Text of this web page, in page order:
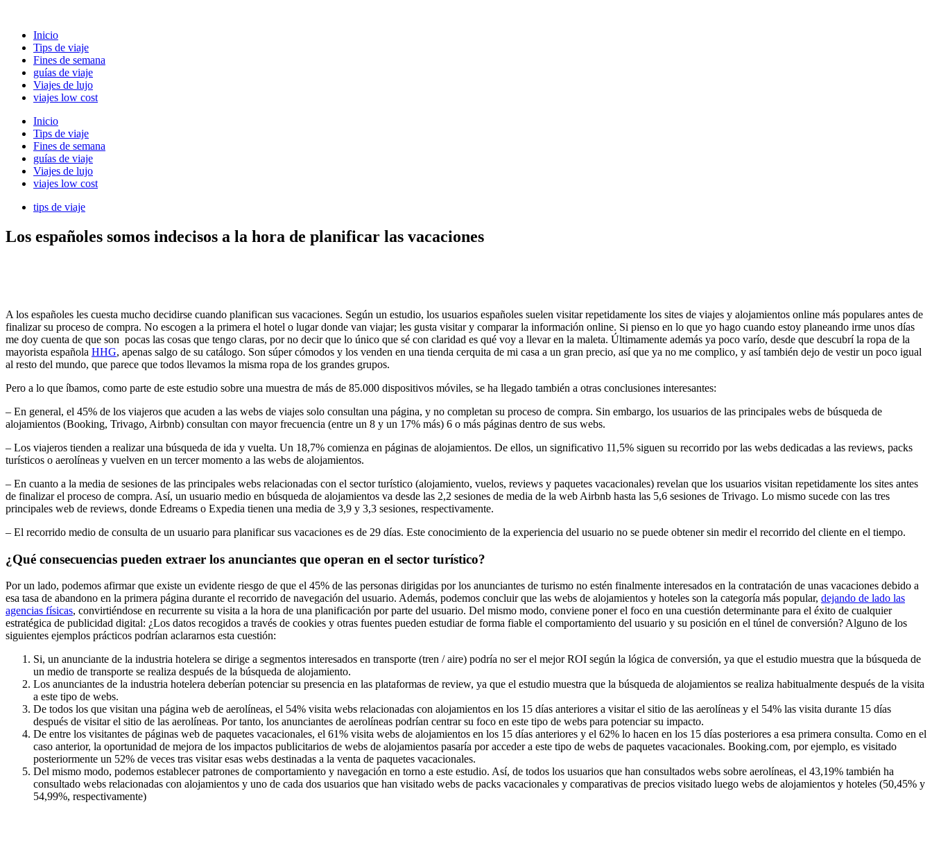
contenido
Inicio
Tips de viaje
Fines de semana
guías de viaje
Viajes de lujo
viajes low cost
Inicio
Tips de viaje
Fines de semana
guías de viaje
Viajes de lujo
viajes low cost
tips de viaje
Los españoles somos indecisos a la hora de planificar las vacaciones
A los españoles les cuesta mucho decidirse cuando planifican sus vacaciones. Según un estudio, los usuarios españoles suelen visitar repetidamente los sites de viajes y alojamientos online más populares antes de
finalizar su proceso de compra. No escogen a la primera el hotel o lugar donde van viajar; les gusta visitar y comparar la información online. Si pienso en lo que yo hago cuando estoy planeando irme unos días
me doy cuenta de que son pocas las cosas que tengo claras, por no decir que lo único que sé con claridad es qué voy a llevar en la maleta. Últimamente además ya poco varío, desde que descubrí la ropa de la
mayorista española HHG, apenas salgo de su catálogo. Son súper cómodos y los venden en una tienda cerquita de mi casa a un gran precio, así que ya no me complico, y así también dejo de vestir un poco igual
al resto del mundo, que parece que todos llevamos la misma ropa de los grandes grupos.
Pero a lo que íbamos, como parte de este estudio sobre una muestra de más de 85.000 dispositivos móviles, se ha llegado también a otras conclusiones interesantes:
– En general, el 45% de los viajeros que acuden a las webs de viajes solo consultan una página, y no completan su proceso de compra. Sin embargo, los usuarios de las principales webs de búsqueda de
alojamientos (Booking, Trivago, Airbnb) consultan con mayor frecuencia (entre un 8 y un 17% más) 6 o más páginas dentro de sus webs.
– Los viajeros tienden a realizar una búsqueda de ida y vuelta. Un 18,7% comienza en páginas de alojamientos. De ellos, un significativo 11,5% siguen su recorrido por las webs dedicadas a las reviews, packs
turísticos o aerolíneas y vuelven en un tercer momento a las webs de alojamientos.
– En cuanto a la media de sesiones de las principales webs relacionadas con el sector turístico (alojamiento, vuelos, reviews y paquetes vacacionales) revelan que los usuarios visitan repetidamente los sites antes
de finalizar el proceso de compra. Así, un usuario medio en búsqueda de alojamientos va desde las 2,2 sesiones de media de la web Airbnb hasta las 5,6 sesiones de Trivago. Lo mismo sucede con las tres
principales web de reviews, donde Edreams o Expedia tienen una media de 3,9 y 3,3 sesiones, respectivamente.
– El recorrido medio de consulta de un usuario para planificar sus vacaciones es de 29 días. Este conocimiento de la experiencia del usuario no se puede obtener sin medir el recorrido del cliente en el tiempo.
¿Qué consecuencias pueden extraer los anunciantes que operan en el sector turístico?
Por un lado, podemos afirmar que existe un evidente riesgo de que el 45% de las personas dirigidas por los anunciantes de turismo no estén finalmente interesados en la contratación de unas vacaciones debido a
esa tasa de abandono en la primera página durante el recorrido de navegación del usuario. Además, podemos concluir que las webs de alojamientos y hoteles son la categoría más popular, dejando de lado las
agencias físicas, convirtiéndose en recurrente su visita a la hora de una planificación por parte del usuario. Del mismo modo, conviene poner el foco en una cuestión determinante para el éxito de cualquier
estratégica de publicidad digital: ¿Los datos recogidos a través de cookies y otras fuentes pueden estudiar de forma fiable el comportamiento del usuario y su posición en el túnel de conversión? Alguno de los
siguientes ejemplos prácticos podrían aclararnos esta cuestión:
Si, un anunciante de la industria hotelera se dirige a segmentos interesados en transporte (tren / aire) podría no ser el mejor ROI según la lógica de conversión, ya que el estudio muestra que la búsqueda de
un medio de transporte se realiza después de la búsqueda de alojamiento.
Los anunciantes de la industria hotelera deberían potenciar su presencia en las plataformas de review, ya que el estudio muestra que la búsqueda de alojamientos se realiza habitualmente después de la visita
a este tipo de webs.
De todos los que visitan una página web de aerolíneas, el 54% visita webs relacionadas con alojamientos en los 15 días anteriores a visitar el sitio de las aerolíneas y el 54% las visita durante 15 días
después de visitar el sitio de las aerolíneas. Por tanto, los anunciantes de aerolíneas podrían centrar su foco en este tipo de webs para potenciar su impacto.
De entre los visitantes de páginas web de paquetes vacacionales, el 61% visita webs de alojamientos en los 15 días anteriores y el 62% lo hacen en los 15 días posteriores a esa primera consulta. Como en el
caso anterior, la oportunidad de mejora de los impactos publicitarios de webs de alojamientos pasaría por acceder a este tipo de webs de paquetes vacacionales. Booking.com, por ejemplo, es visitado
posteriormente un 52% de veces tras visitar esas webs destinadas a la venta de paquetes vacacionales.
Del mismo modo, podemos establecer patrones de comportamiento y navegación en torno a este estudio. Así, de todos los usuarios que han consultados webs sobre aerolíneas, el 43,19% también ha
consultado webs relacionadas con alojamientos y uno de cada dos usuarios que han visitado webs de packs vacacionales y comparativas de precios visitado luego webs de alojamientos y hoteles (50,45% y
54,99%, respectivamente)